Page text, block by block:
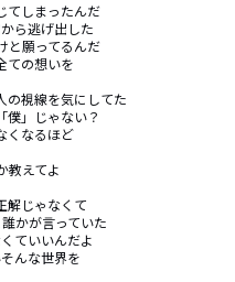
てしまったんだ
ら逃げ出した
と願ってるんだ
ての想いを
の視線を気にしてた
僕」じゃない？
くなるほど
教えてよ
解じゃなくて
かが言っていた
ていいんだよ
んな世界を